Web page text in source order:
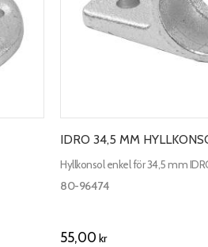
IDRO 34,5 MM
Hyllkonsol enkel för 34,5 mm
80-96474
55,00 kr